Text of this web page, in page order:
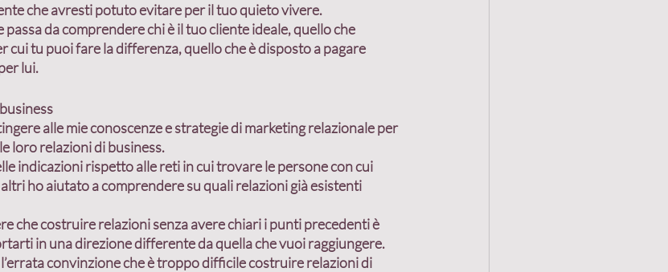
che avresti potuto evitare per il tuo quieto vivere.
da comprendere chi è il tuo cliente ideale, quello che
cui tu puoi fare la differenza, quello che è disposto a pagare
lui.
alle mie conoscenze e strategie di marketing relazionale per
loro relazioni di business.
indicazioni rispetto alle reti in cui trovare le persone con cui
ho aiutato a comprendere su quali relazioni già esistenti
che costruire relazioni senza avere chiari i punti precedenti è
in una direzione differente da quella che vuoi raggiungere.
convinzione che è troppo difficile costruire relazioni di